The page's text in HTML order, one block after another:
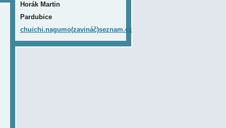
Horák Martin
Pardubice
chuichi.nagumo(zavináč)seznam.cz